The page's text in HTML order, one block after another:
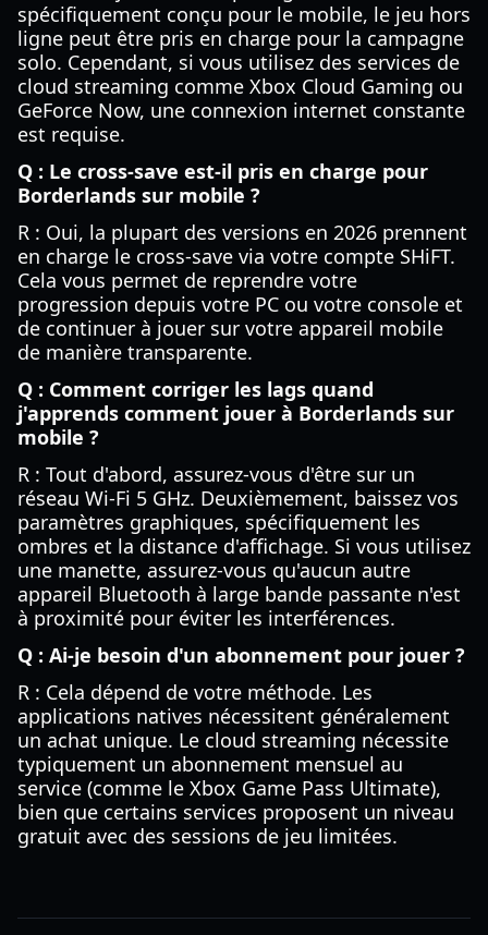
spécifiquement conçu pour le mobile, le jeu hors
ligne peut être pris en charge pour la campagne
solo. Cependant, si vous utilisez des services de
cloud streaming comme Xbox Cloud Gaming ou
GeForce Now, une connexion internet constante
est requise.
Q : Le cross-save est-il pris en charge pour
Borderlands sur mobile ?
R : Oui, la plupart des versions en 2026 prennent
en charge le cross-save via votre compte SHiFT.
Cela vous permet de reprendre votre
progression depuis votre PC ou votre console et
de continuer à jouer sur votre appareil mobile
de manière transparente.
Q : Comment corriger les lags quand
j'apprends comment jouer à Borderlands sur
mobile ?
R : Tout d'abord, assurez-vous d'être sur un
réseau Wi-Fi 5 GHz. Deuxièmement, baissez vos
paramètres graphiques, spécifiquement les
ombres et la distance d'affichage. Si vous utilisez
une manette, assurez-vous qu'aucun autre
appareil Bluetooth à large bande passante n'est
à proximité pour éviter les interférences.
Q : Ai-je besoin d'un abonnement pour jouer ?
R : Cela dépend de votre méthode. Les
applications natives nécessitent généralement
un achat unique. Le cloud streaming nécessite
typiquement un abonnement mensuel au
service (comme le Xbox Game Pass Ultimate),
bien que certains services proposent un niveau
gratuit avec des sessions de jeu limitées.